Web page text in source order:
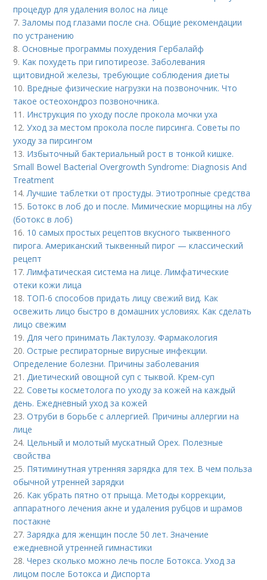
процедур для удаления волос на лице
7.Заломы под глазами после сна. Общие рекомендации
по устранению
8.Основные программы похудения Гербалайф
9. Как похудеть при гипотиреозе. Заболевания
щитовидной железы, требующие соблюдения диеты
10. Вредные физические нагрузки на позвоночник. Что
такое остеохондроз позвоночника.
11. Инструкция по уходу после прокола мочки уха
12.Уход за местом прокола после пирсинга. Советы по
уходу за пирсингом
13. Избыточный бактериальный рост в тонкой кишке.
Small Bowel Bacterial Overgrowth Syndrome: Diagnosis And
Treatment
14.Лучшие таблетки от простуды. Этиотропные средства
15. Ботокс в лоб до и после. Мимические морщины на лбу
(ботокс в лоб)
16. 10 самых простых рецептов вкусного тыквенного
пирога. Американский тыквенный пирог — классический
рецепт
17.Лимфатическая система на лице. Лимфатические
отеки кожи лица
18. ТОП-6 способов придать лицу свежий вид. Как
освежить лицо быстро в домашних условиях. Как сделать
лицо свежим
19.Для чего принимать Лактулозу. Фармакология
20.Острые респираторные вирусные инфекции.
Определение болезни. Причины заболевания
21.Диетический овощной суп с тыквой. Крем-суп
22.Советы косметолога по уходу за кожей на каждый
день. Ежедневный уход за кожей
23.Отруби в борьбе с аллергией. Причины аллергии на
лице
24. Цельный и молотый мускатный Орех. Полезные
свойства
25. Пятиминутная утренняя зарядка для тех. В чем польза
обычной утренней зарядки
26. Как убрать пятно от прыща. Методы коррекции,
аппаратного лечения акне и удаления рубцов и шрамов
постакне
27.Зарядка для женщин после 50 лет. Значение
ежедневной утренней гимнастики
28.Через сколько можно лечь после Ботокса. Уход за
лицом после Ботокса и Диспорта